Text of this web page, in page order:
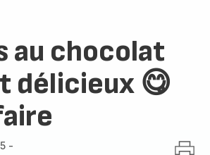
au chocolat
délicieux 😋
-